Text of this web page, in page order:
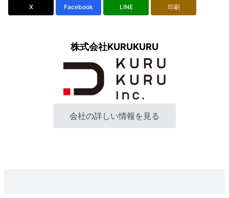
X Facebook LINE 印刷
株式会社KURUKURU
会社の詳しい情報を見る